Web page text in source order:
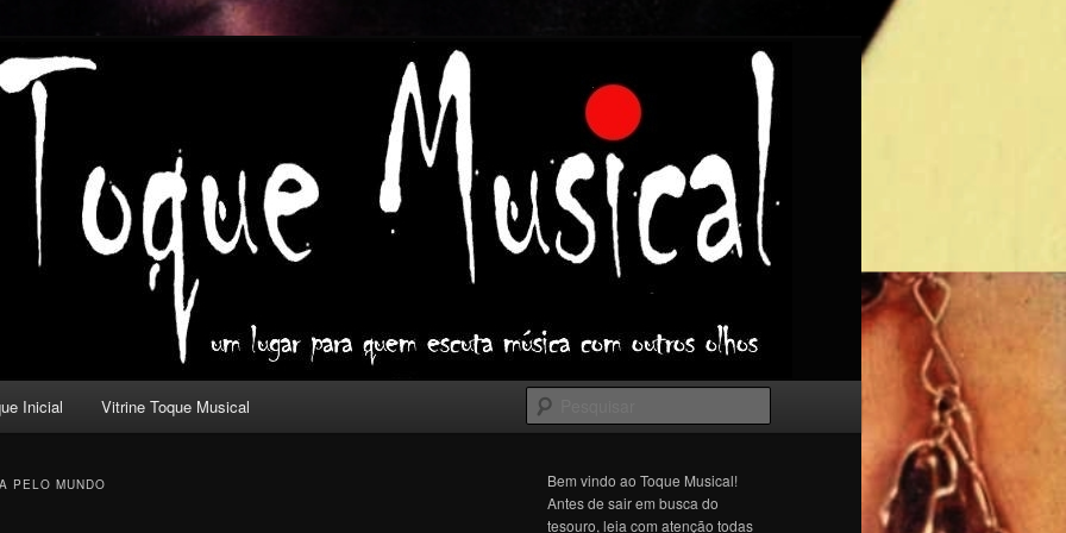
com outros olhos.
Inicial Vitrine Toque Musical
PELO MUNDO
Bem vindo ao Toque Musical!
Antes de sair em busca do
tesouro, leia com atenção todas